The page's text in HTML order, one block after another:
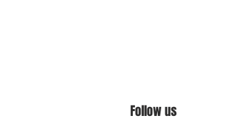
Follow us